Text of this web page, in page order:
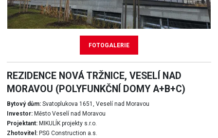
FOTOGALERIE
REZIDENCE NOVÁ TRŽNICE, VESELÍ NAD
MORAVOU (POLYFUNKČNÍ DOMY A+B+C)
Bytový dům:Svatoplukova 1651, Veselí nad Moravou
Investor:Město Veselí nad Moravou
Projektant:MIKULÍK projekty s.r.o.
Zhotovitel:PSG Construction a.s.